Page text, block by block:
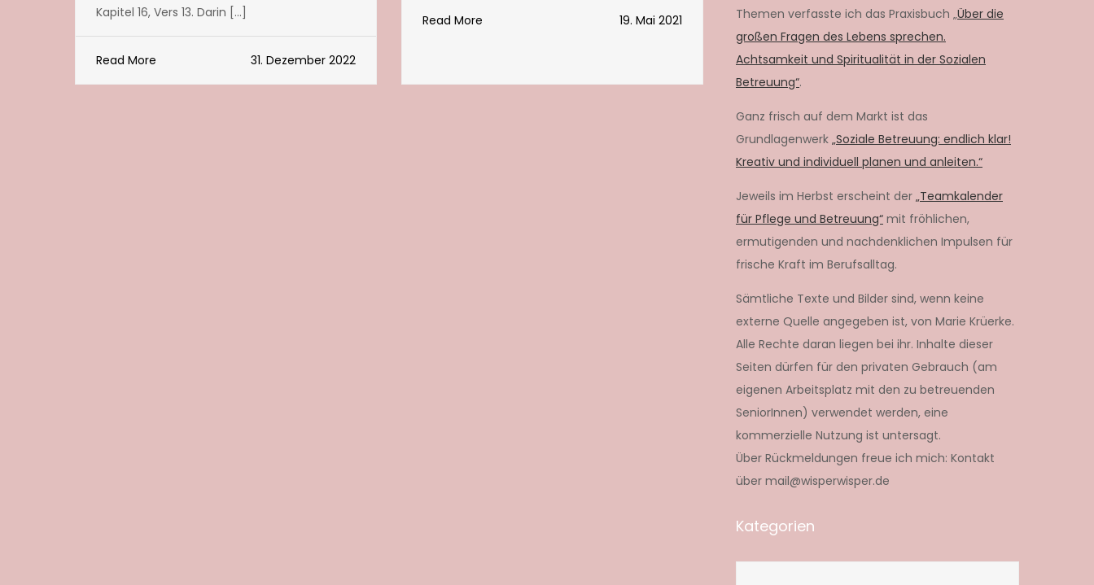
Kapitel 16, Vers 13. Darin […]
Read More 31. Dezember 2022
Read More 19. Mai 2021
Themen verfasste ich das Praxisbuch „Über die
großen Fragen des Lebens sprechen.
Achtsamkeit und Spiritualität in der Sozialen
Betreuung“.
Ganz frisch auf dem Markt ist das
Grundlagenwerk „Soziale Betreuung: endlich klar!
Kreativ und individuell planen und anleiten.“
Jeweils im Herbst erscheint der „Teamkalender
für Pflege und Betreuung“ mit fröhlichen,
ermutigenden und nachdenklichen Impulsen für
frische Kraft im Berufsalltag.
Sämtliche Texte und Bilder sind, wenn keine
externe Quelle angegeben ist, von Marie Krüerke.
Alle Rechte daran liegen bei ihr. Inhalte dieser
Seiten dürfen für den privaten Gebrauch (am
eigenen Arbeitsplatz mit den zu betreuenden
SeniorInnen) verwendet werden, eine
kommerzielle Nutzung ist untersagt.
Über Rückmeldungen freue ich mich: Kontakt
über mail@wisperwisper.de
Kategorien